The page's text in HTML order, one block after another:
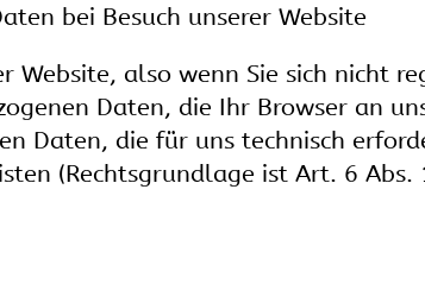
bei Besuch unserer Website
also wenn Sie sich nicht
Daten, die Ihr Browser an
Daten, die für uns technisch
(Rechtsgrundlage ist Art. 6 Abs.